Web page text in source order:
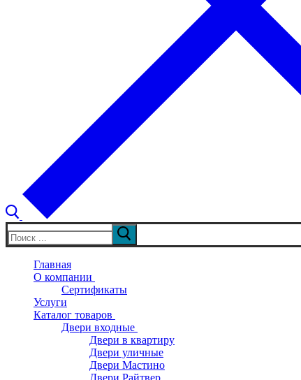
Искать:
Главная
О компании
Сертификаты
Услуги
Каталог товаров
Двери входные
Двери в квартиру
Двери уличные
Двери Мастино
Двери Райтвер